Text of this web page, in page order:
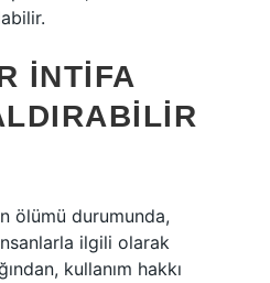
INTIFA
ölümü durumunda,
ilgili olarak
kullanım hakkı